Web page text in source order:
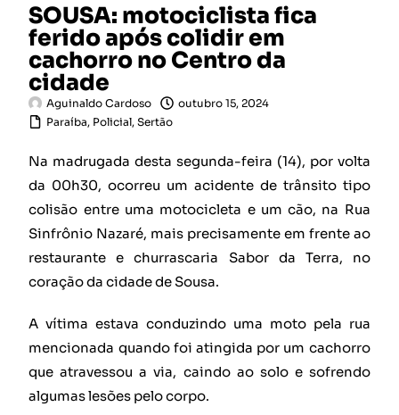
SOUSA: motociclista fica
ferido após colidir em
cachorro no Centro da
cidade
Aguinaldo Cardoso
outubro 15, 2024
Paraíba, Policial,Sertão
Na madrugada desta segunda-feira (14), por volta
da 00h30, ocorreu um acidente de trânsito tipo
colisão entre uma motocicleta e um cão, na Rua
Sinfrônio Nazaré, mais precisamente em frente ao
restaurante e churrascaria Sabor da Terra, no
coração da cidade de Sousa.
A vítima estava conduzindo uma moto pela rua
mencionada quando foi atingida por um cachorro
que atravessou a via, caindo ao solo e sofrendo
algumas lesões pelo corpo.